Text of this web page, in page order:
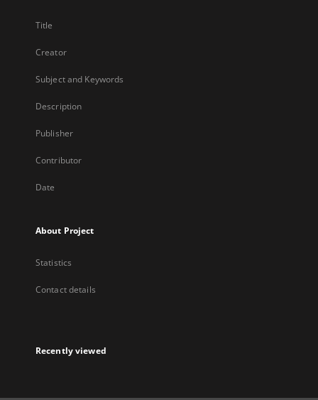
Title
Creator
Subject and Keywords
Description
Publisher
Contributor
Date
About Project
Statistics
Contact details
Recently viewed